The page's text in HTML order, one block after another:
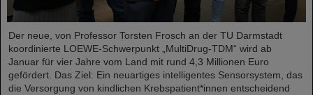
Der neue, von Professor Torsten Frosch an der TU Darmstadt
koordinierte LOEWE-Schwerpunkt „MultiDrug-TDM“ wird ab
Januar für vier Jahre vom Land mit rund 4,3 Millionen Euro
gefördert. Das Ziel: Ein neuartiges intelligentes Sensorsystem, das
die Versorgung von kindlichen Krebspatient*innen entscheidend